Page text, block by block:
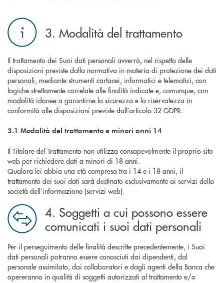
3. Modalità del trattamento
Il trattamento dei Suoi dati personali avverrà, nel rispetto delle
disposizioni previste dalla normativa in materia di protezione dei dati
personali, mediante strumenti cartacei, informatici e telematici, con
logiche strettamente correlate alle finalità indicate e, comunque, con
modalità idonee a garantirne la sicurezza e la riservatezza in
conformità alle disposizioni previste dall’articolo 32 GDPR.
3.1 Modalità del trattamento e minori anni 14
Il Titolare del Trattamento non utilizza consapevolmente il proprio sito
web per richiedere dati a minori di 18 anni.
Qualora lei abbia una età compresa tra i 14 e i 18 anni, il
trattamento dei suoi dati sarà destinato esclusivamente ai servizi della
società dell’informazione (servizi web).
4. Soggetti a cui possono essere
comunicati i suoi dati personali
Per il perseguimento delle finalità descritte precedentemente, i Suoi
dati personali potranno essere conosciuti dai dipendenti, dal
personale assimilato, dai collaboratori e dagli agenti della Banca che
opereranno in qualità di soggetti autorizzati al trattamento e/o